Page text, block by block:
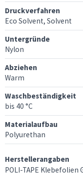
Druckverfahren
Eco Solvent, Solvent
Untergründe
Nylon
Abziehen
Warm
Waschbeständigkeit
bis 40 °C
Materialaufbau
Polyurethan
Herstellerangaben
POLI-TAPE Klebefolien